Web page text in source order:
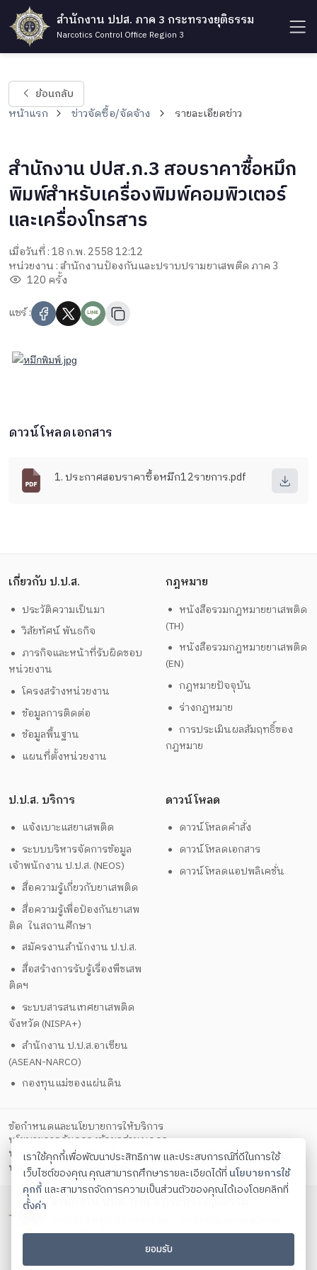
สำนักงาน ปปส. ภาค 3 กระทรวงยุติธรรม
Narcotics Control Office Region 3
ย้อนกลับ
หน้าแรก ข่าวจัดซื้อ/จัดจ้าง รายละเอียดข่าว
สำนักงาน ปปส.ภ.3 สอบราคาซื้อหมึก
พิมพ์สำหรับเครื่องพิมพ์คอมพิวเตอร์
และเครื่องโทรสาร
เมื่อวันที่ : 18 ก.พ. 2558 12:12
หน่วยงาน : สำนักงานป้องกันและปราบปรามยาเสพติด ภาค 3
120 ครั้ง
แชร์ :
ดาวน์โหลดเอกสาร
1. ประกาศสอบราคาซื้อหมึก12รายการ.pdf
เกี่ยวกับ ป.ป.ส.
ประวัติความเป็นมา
วิสัยทัศน์ พันธกิจ
ภารกิจและหน้าที่รับผิดชอบ
หน่วยงาน
โครงสร้างหน่วยงาน
ข้อมูลการติดต่อ
ข้อมูลพื้นฐาน
แผนที่ตั้งหน่วยงาน
กฎหมาย
หนังสือรวมกฎหมายยาเสพติด
(TH)
หนังสือรวมกฎหมายยาเสพติด
(EN)
กฎหมายปัจจุบัน
ร่างกฎหมาย
การประเมินผลสัมฤทธิ์ของ
กฎหมาย
ป.ป.ส. บริการ
แจ้งเบาะแสยาเสพติด
ระบบบริหารจัดการข้อมูล
เจ้าพนักงาน ป.ป.ส. (NEOS)
สื่อความรู้เกี่ยวกับยาเสพติด
สื่อความรู้เพื่อป้องกันยาเสพ
ติด ในสถานศึกษา
สมัครงานสำนักงาน ป.ป.ส.
สื่อสร้างการรับรู้เรื่องพืชเสพ
ติดฯ
ระบบสารสนเทศยาเสพติด
จังหวัด (NISPA+)
สำนักงาน ป.ป.ส.อาเซียน
(ASEAN-NARCO)
กองทุนแม่ของแผ่นดิน
ดาวน์โหลด
ดาวน์โหลดคำสั่ง
ดาวน์โหลดเอกสาร
ดาวน์โหลดแอปพลิเคชั่น
ข้อกำหนดและนโยบายการให้บริการ
นโยบายการคุ้มครองข้อมูลส่วนบุคคล
นโยบายการรักษาความมั่นคงปลอดภัยด้วยเทคโนโลยีสารสนเทศ
นโยบายคุกกี้
ตั้งค่าคุกกี้
สำนักงาน ปปส. ภาค 3 กระทรวงยุติธรรม
อำเภอเมือง จังหวัดนครราชสีมา 30000
โทรศัพท์ 044 327015-7 โทรสาร 044 327107-8 Contact us:
saraban_or3@oncb.go.th
เราใช้คุกกี้เพื่อพัฒนาประสิทธิภาพ และประสบการณ์ที่ดีในการใช้
เว็บไซต์ของคุณ คุณสามารถศึกษารายละเอียดได้ที่ นโยบายการใช้
คุกกี้และสามารถจัดการความเป็นส่วนตัวของคุณได้เองโดยคลิกที่
ตั้งค่า
ยอมรับ